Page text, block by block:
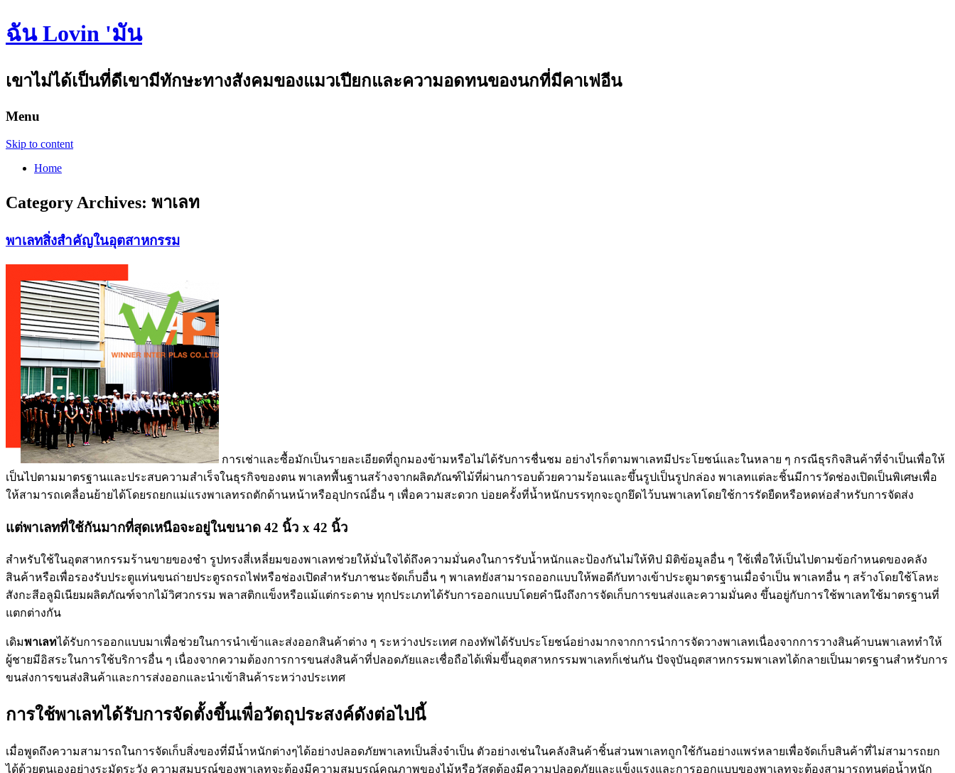
ฉัน Lovin 'มัน
เขาไม่ได้เป็นที่ดีเขามีทักษะทางสังคมของแมวเปียกและความอดทนของนกที่มีคาเฟอีน
Menu
Skip to content
Home
Category Archives: พาเลท
พาเลทสิ่งสำคัญในอุตสาหกรรม
การเช่าและซื้อมักเป็นรายละเอียดที่ถูกมองข้ามหรือไม่ได้รับการชื่นชม อย่างไรก็ตามพาเลทมีประโยชน์และในหลาย ๆ กรณีธุรกิจสินค้าที่จำเป็นเพื่อให้
เป็นไปตามมาตรฐานและประสบความสำเร็จในธุรกิจของตน พาเลทพื้นฐานสร้างจากผลิตภัณฑ์ไม้ที่ผ่านการอบด้วยความร้อนและขึ้นรูปเป็นรูปกล่อง พาเลทแต่ละชิ้นมีการวัดช่องเปิดเป็นพิเศษเพื่อ
ให้สามารถเคลื่อนย้ายได้โดยรถยกแม่แรงพาเลทรถตักด้านหน้าหรืออุปกรณ์อื่น ๆ เพื่อความสะดวก บ่อยครั้งที่น้ำหนักบรรทุกจะถูกยึดไว้บนพาเลทโดยใช้การรัดยืดหรือหดห่อสำหรับการจัดส่ง
แต่พาเลทที่ใช้กันมากที่สุดเหนือจะอยู่ในขนาด 42 นิ้ว x 42 นิ้ว
สำหรับใช้ในอุตสาหกรรมร้านขายของชำ รูปทรงสี่เหลี่ยมของพาเลทช่วยให้มั่นใจได้ถึงความมั่นคงในการรับน้ำหนักและป้องกันไม่ให้ทิป มิติข้อมูลอื่น ๆ ใช้เพื่อให้เป็นไปตามข้อกำหนดของคลัง
สินค้าหรือเพื่อรองรับประตูแท่นขนถ่ายประตูรถรถไฟหรือช่องเปิดสำหรับภาชนะจัดเก็บอื่น ๆ พาเลทยังสามารถออกแบบให้พอดีกับทางเข้าประตูมาตรฐานเมื่อจำเป็น พาเลทอื่น ๆ สร้างโดยใช้โลหะ
สังกะสีอลูมิเนียมผลิตภัณฑ์จากไม้วิศวกรรม พลาสติกแข็งหรือแม้แต่กระดาษ ทุกประเภทได้รับการออกแบบโดยคำนึงถึงการจัดเก็บการขนส่งและความมั่นคง ขึ้นอยู่กับการใช้พาเลทใช้มาตรฐานที่
แตกต่างกัน
เดิมพาเลทได้รับการออกแบบมาเพื่อช่วยในการนำเข้าและส่งออกสินค้าต่าง ๆ ระหว่างประเทศ กองทัพได้รับประโยชน์อย่างมากจากการนำการจัดวางพาเลทเนื่องจากการวางสินค้าบนพาเลททำให้
ผู้ชายมีอิสระในการใช้บริการอื่น ๆ เนื่องจากความต้องการการขนส่งสินค้าที่ปลอดภัยและเชื่อถือได้เพิ่มขึ้นอุตสาหกรรมพาเลทก็เช่นกัน ปัจจุบันอุตสาหกรรมพาเลทได้กลายเป็นมาตรฐานสำหรับการ
ขนส่งการขนส่งสินค้าและการส่งออกและนำเข้าสินค้าระหว่างประเทศ
การใช้พาเลทได้รับการจัดตั้งขึ้นเพื่อวัตถุประสงค์ดังต่อไปนี้
เมื่อพูดถึงความสามารถในการจัดเก็บสิ่งของที่มีน้ำหนักต่างๆได้อย่างปลอดภัยพาเลทเป็นสิ่งจำเป็น ตัวอย่างเช่นในคลังสินค้าชิ้นส่วนพาเลทถูกใช้กันอย่างแพร่หลายเพื่อจัดเก็บสินค้าที่ไม่สามารถยก
ได้ด้วยตนเองอย่างระมัดระวัง ความสมบูรณ์ของพาเลทจะต้องมีความสมบูรณ์คุณภาพของไม้หรือวัสดุต้องมีความปลอดภัยและแข็งแรงและการออกแบบของพาเลทจะต้องสามารถทนต่อน้ำหนัก